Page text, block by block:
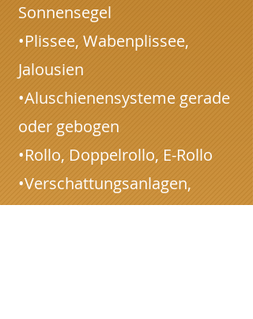
Sonnensegel
•Plissee, Wabenplissee,
Jalousien
•Aluschienensysteme gerade
oder gebogen
•Rollo, Doppelrollo, E-Rollo
•Verschattungsanlagen,
Verdunklungsanlagen